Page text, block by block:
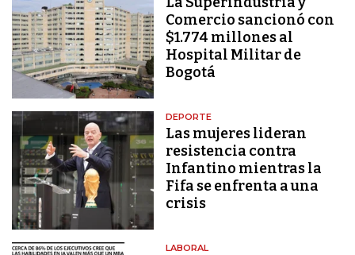
Comercio sancionó con
$1.774 millones al
Hospital Militar de
Bogotá
DEPORTE
Las mujeres lideran
resistencia contra
Infantino mientras la
Fifa se enfrenta a una
crisis
LABORAL